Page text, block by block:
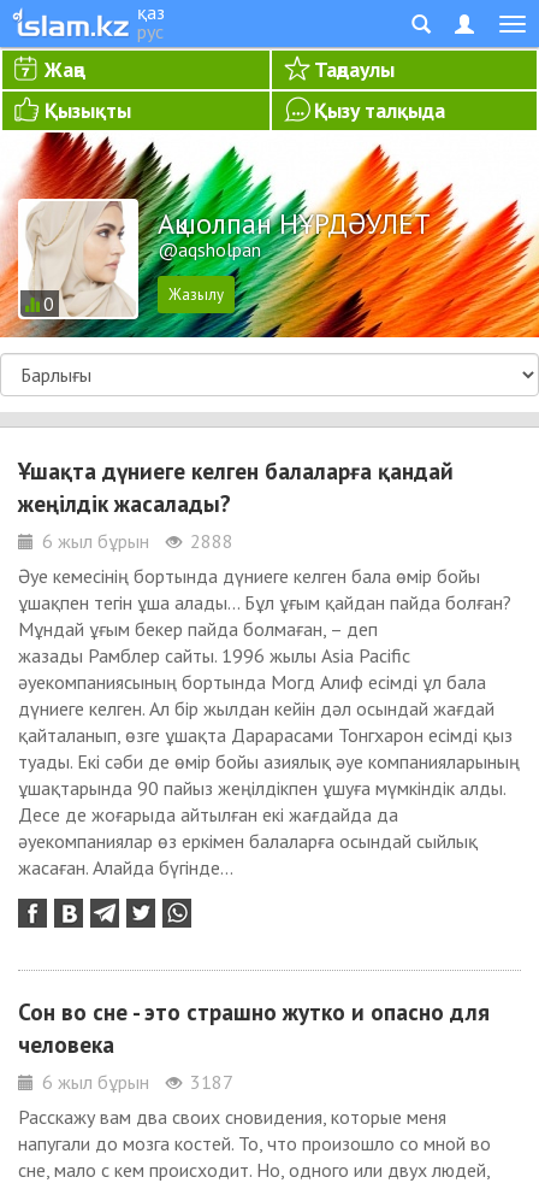
қаз
рус
Жаңа
Таңдаулы
Қызықты
Қызу талқыда
0
Ақшолпан НҰРДӘУЛЕТ
@aqsholpan
Ұшақта дүниеге келген балаларға қандай
жеңілдік жасалады?
6 жыл бұрын
2888
Әуе кемесінің бортында дүниеге келген бала өмір бойы
ұшақпен тегін ұша алады... Бұл ұғым қайдан пайда болған?
Мұндай ұғым бекер пайда болмаған, – деп
жазады Рамблер сайты. 1996 жылы Asia Pacific
әуекомпаниясының бортында Могд Алиф есімді ұл бала
дүниеге келген. Ал бір жылдан кейін дәл осындай жағдай
қайталанып, өзге ұшақта Дарарасами Тонгхарон есімді қыз
туады. Екі сәби де өмір бойы азиялық әуе компанияларының
ұшақтарында 90 пайыз жеңілдікпен ұшуға мүмкіндік алды.
Десе де жоғарыда айтылған екі жағдайда да
әуекомпаниялар өз еркімен балаларға осындай сыйлық
жасаған. Алайда бүгінде...
Сон во сне - это страшно жутко и опасно для
человека
6 жыл бұрын
3187
Расскажу вам два своих сновидения, которые меня
напугали до мозга костей. То, что произошло со мной во
сне, мало с кем происходит. Но, одного или двух людей,